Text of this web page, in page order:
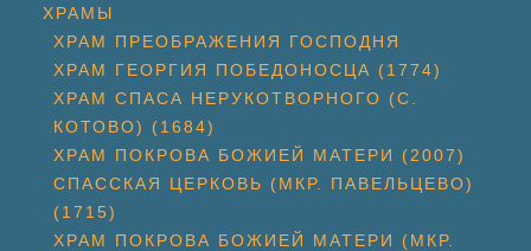
ХРАМЫ
ХРАМ ПРЕОБРАЖЕНИЯ ГОСПОДНЯ
ХРАМ ГЕОРГИЯ ПОБЕДОНОСЦА (1774)
ХРАМ СПАСА НЕРУКОТВОРНОГО (С.
КОТОВО) (1684)
ХРАМ ПОКРОВА БОЖИЕЙ МАТЕРИ (2007)
СПАССКАЯ ЦЕРКОВЬ (МКР. ПАВЕЛЬЦЕВО)
(1715)
ХРАМ ПОКРОВА БОЖИЕЙ МАТЕРИ (МКР.